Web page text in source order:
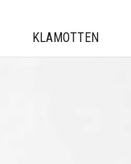
KLAMOTTEN